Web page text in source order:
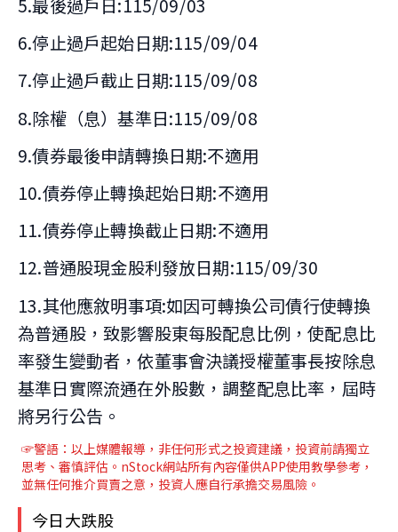
5.最後過戶日:115/09/03
6.停止過戶起始日期:115/09/04
7.停止過戶截止日期:115/09/08
8.除權（息）基準日:115/09/08
9.債券最後申請轉換日期:不適用
10.債券停止轉換起始日期:不適用
11.債券停止轉換截止日期:不適用
12.普通股現金股利發放日期:115/09/30
13.其他應敘明事項:如因可轉換公司債行使轉換
為普通股，致影響股東每股配息比例，使配息比
率發生變動者，依董事會決議授權董事長按除息
基準日實際流通在外股數，調整配息比率，屆時
將另行公告。
☞警語：以上媒體報導 ，非任何形式之投資建議，投資前請獨立
思考、審慎評估。nStock網站所有內容僅供APP使用教學參考，
並無任何推介買賣之意，投資人應自行承擔交易風險。
今日大跌股